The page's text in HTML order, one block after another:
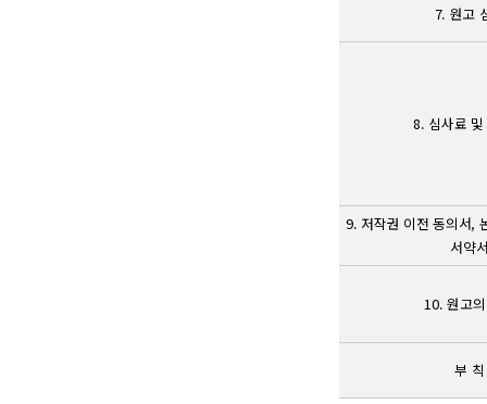
7. 원고
8. 심사료 및
9. 저작권 이전 동의서,
서약서
10. 원고
부 칙